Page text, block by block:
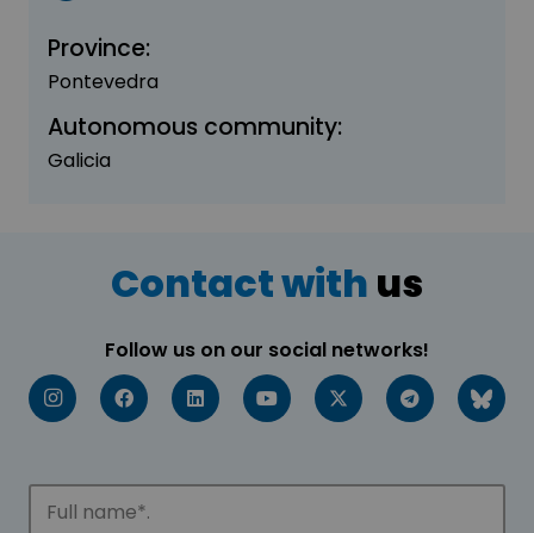
Province:
Pontevedra
Autonomous community:
Galicia
Contact with us
Follow us on our social networks!